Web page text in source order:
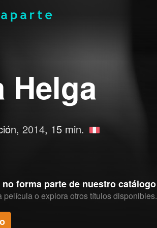
Helga
2014, 15 min.
forma parte de nuestro catálogo
película o explora otros títulos disponibles.